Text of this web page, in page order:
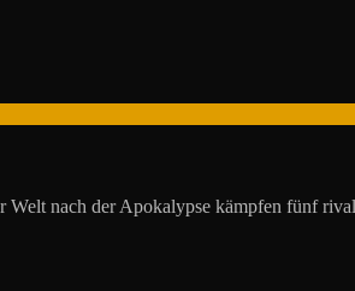
nach der Apokalypse kämpfen fünf